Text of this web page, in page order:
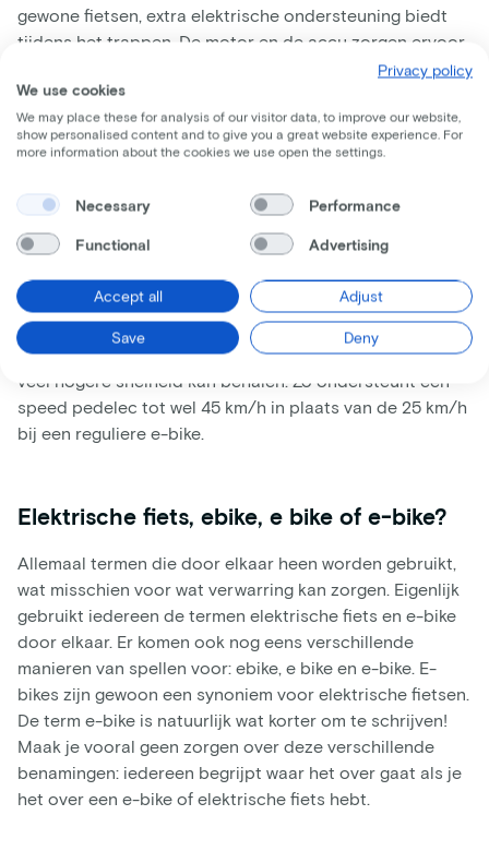
gewone fietsen, extra elektrische ondersteuning biedt
tijdens het trappen. De motor en de accu zorgen ervoor
overgebracht. Hierdoor is fietsen op een elektrische
fiets niet alleen sneller, maar ook een stuk
comfortabeler. Je moet minder moeite doen om te
Speedpedelecs: Snelle elektrische fietsen
Onder de elektrische fietsen heb je ook de nieuwere en
nog snellere variant, namelijk de speedpedelec. De
speed pedelec is een snelle elektrische fiets die een
veel hogere snelheid kan behalen. Zo ondersteunt een
speed pedelec tot wel 45 km/h in plaats van de 25 km/h
bij een reguliere e-bike.
Elektrische fiets, ebike, e bike of e-bike?
Allemaal termen die door elkaar heen worden gebruikt,
wat misschien voor wat verwarring kan zorgen. Eigenlijk
gebruikt iedereen de termen elektrische fiets en e-bike
door elkaar. Er komen ook nog eens verschillende
manieren van spellen voor: ebike, e bike en e-bike. E-
bikes zijn gewoon een synoniem voor elektrische fietsen.
De term e-bike is natuurlijk wat korter om te schrijven!
Maak je vooral geen zorgen over deze verschillende
benamingen: iedereen begrijpt waar het over gaat als je
het over een e-bike of elektrische fiets hebt.
Privacy policy
We use cookies
We may place these for analysis of our visitor data, to improve our website,
show personalised content and to give you a great website experience. For
more information about the cookies we use open the settings.
Necessary Performance
Functional Advertising
Accept all Adjust
Save Deny